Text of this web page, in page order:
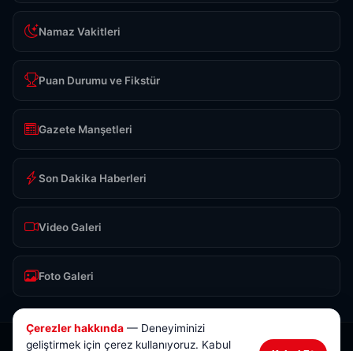
Namaz Vakitleri
Puan Durumu ve Fikstür
Gazete Manşetleri
Son Dakika Haberleri
Video Galeri
Foto Galeri
© 2026 Anlık Sivas Haber. Tüm hakları saklıdır. Tasarım & Yazılım: Brokod
Çerezler hakkında — Deneyiminizi
geliştirmek için çerez kullanıyoruz. Kabul